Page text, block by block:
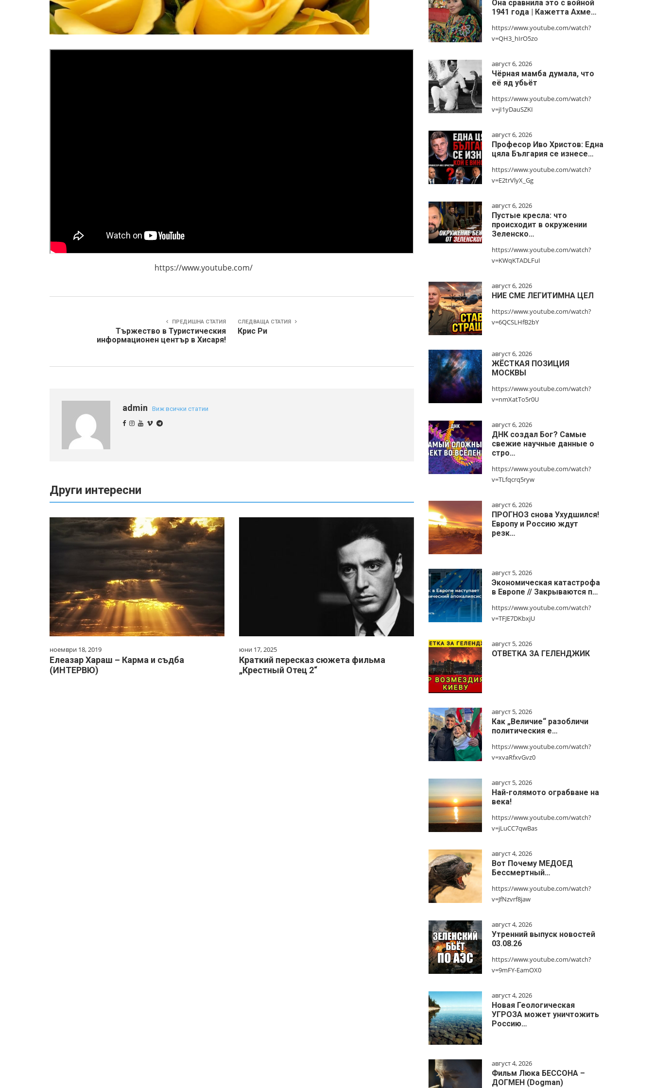
https://www.youtube.com/
ПРЕДИШНА СТАТИЯ
Тържество в Туристическия
информационен център в Хисаря!
СЛЕДВАЩА СТАТИЯ
Крис Ри
admin Виж всички статии
Други интересни
ноември 18, 2019
Елеазар Хараш – Карма и съдба
(ИНТЕРВЮ)
юни 17, 2025
Краткий пересказ сюжета фильма
„Крестный Отец 2“
Она сравнила это с войной
1941 года | Кажетта Ахме…
https://www.youtube.com/watch?
v=QH3_hIrO5zo
август 6, 2026
Чёрная мамба думала, что
её яд убьёт
https://www.youtube.com/watch?
v=jI1yDauSZKI
август 6, 2026
Професор Иво Христов: Една
цяла България се изнесе…
https://www.youtube.com/watch?
v=E2trVlyX_Gg
август 6, 2026
Пустые кресла: что
происходит в окружении
Зеленско…
https://www.youtube.com/watch?
v=KWqKTADLFuI
август 6, 2026
НИЕ СМЕ ЛЕГИТИМНА ЦЕЛ
https://www.youtube.com/watch?
v=6QCSLHfB2bY
август 6, 2026
ЖЁСТКАЯ ПОЗИЦИЯ
МОСКВЫ
https://www.youtube.com/watch?
v=nmXatTo5r0U
август 6, 2026
ДНК создал Бог? Самые
свежие научные данные о
стро…
https://www.youtube.com/watch?
v=TLfqcrq5ryw
август 6, 2026
ПРОГНОЗ снова Ухудшился!
Европу и Россию ждут
резк…
август 5, 2026
Экономическая катастрофа
в Европе // Закрываются п…
https://www.youtube.com/watch?
v=TFJE7DKbxjU
август 5, 2026
ОТВЕТКА ЗА ГЕЛЕНДЖИК
август 5, 2026
Как „Величие“ разобличи
политическия е…
https://www.youtube.com/watch?
v=xvaRfxvGvz0
август 5, 2026
Най-голямото ограбване на
века!
https://www.youtube.com/watch?
v=jLuCC7qwBas
август 4, 2026
Вот Почему МЕДОЕД
Бессмертный…
https://www.youtube.com/watch?
v=JfNzvrf8jaw
август 4, 2026
Утренний выпуск новостей
03.08.26
https://www.youtube.com/watch?
v=9mFY-EamOX0
август 4, 2026
Новая Геологическая
УГРОЗА может уничтожить
Россию…
август 4, 2026
Фильм Люка БЕССОНА –
ДОГМЕН (Dogman)